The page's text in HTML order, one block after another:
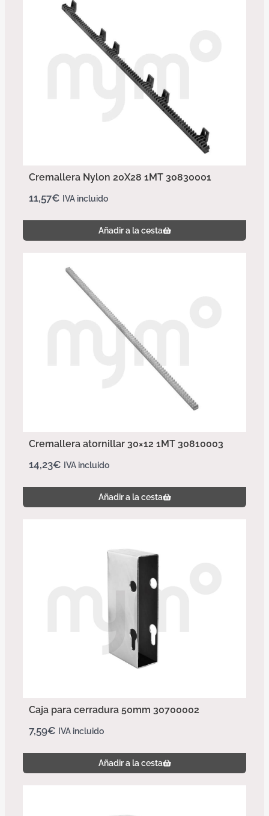
Cremallera Nylon 20X28 1MT 30830001
11,57€ IVA incluido
Añadir a la cesta
Cremallera atornillar 30×12 1MT 30810003
14,23€ IVA incluido
Añadir a la cesta
Caja para cerradura 50mm 30700002
7,59€ IVA incluido
Añadir a la cesta